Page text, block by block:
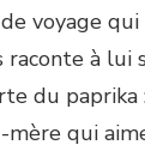
voyage
raconte à lui
du
mère qui